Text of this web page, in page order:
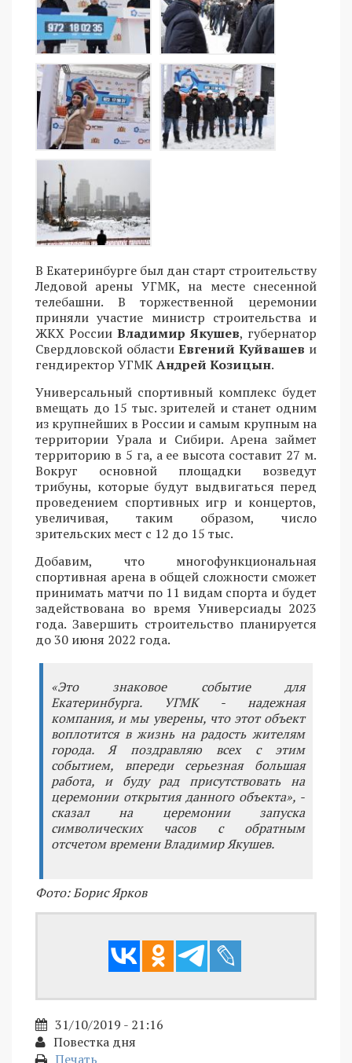
В Екатеринбурге был дан старт строительству
Ледовой арены УГМК, на месте снесенной
телебашни. В торжественной церемонии
приняли участие министр строительства и
ЖКХ России Владимир Якушев, губернатор
Свердловской области Евгений Куйвашев и
гендиректор УГМКАндрей Козицын.
Универсальный спортивный комплекс будет
вмещать до 15 тыс. зрителей и станет одним
из крупнейших в России и самым крупным на
территории Урала и Сибири. Арена займет
территорию в 5 га, а ее высота составит 27 м.
Вокруг основной площадки возведут
трибуны, которые будут выдвигаться перед
проведением спортивных игр и концертов,
увеличивая, таким образом, число
зрительских мест с 12 до 15 тыс.
Добавим, что многофункциональная
спортивная арена в общей сложности сможет
принимать матчи по 11 видам спорта и будет
задействована во время Универсиады 2023
года. Завершить строительство планируется
до 30 июня 2022 года.
«Это знаковое событие для
Екатеринбурга. УГМК - надежная
компания, и мы уверены, что этот объект
воплотится в жизнь на радость жителям
города. Я поздравляю всех с этим
событием, впереди серьезная большая
работа, и буду рад присутствовать на
церемонии открытия данного объекта», -
сказал на церемонии запуска
символических часов с обратным
отсчетом времени Владимир Якушев.
Фото: Борис Ярков
31/10/2019 - 21:16
Повестка дня
Печать